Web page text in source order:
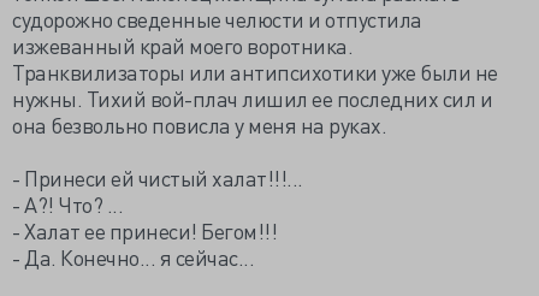
судорожно сведенные челюсти и отпустила
изжеванный край моего воротника.
Транквилизаторы или антипсихотики уже были не
нужны. Тихий вой-плач лишил ее последних сил и
она безвольно повисла у меня на руках.
- Принеси ей чистый халат!!!...
- А?! Что? ...
- Халат ее принеси! Бегом!!!
- Да. Конечно... я сейчас...